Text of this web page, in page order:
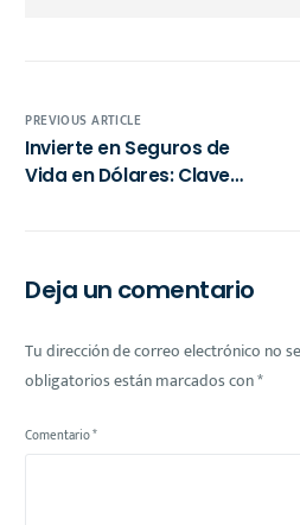
PREVIOUS ARTICLE
Invierte en Seguros de
Vida en Dólares: Clave
Mexicanos
Deja un comentario
Tu dirección de correo electrónico no
obligatorios están marcados con*
Comentario*